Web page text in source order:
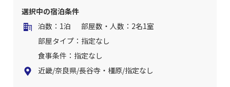
選択中の宿泊条件
泊数：1泊
部屋数・人数：2名1室
部屋タイプ：指定なし
食事条件：指定なし
近畿/奈良県/長谷寺・橿原/指定なし